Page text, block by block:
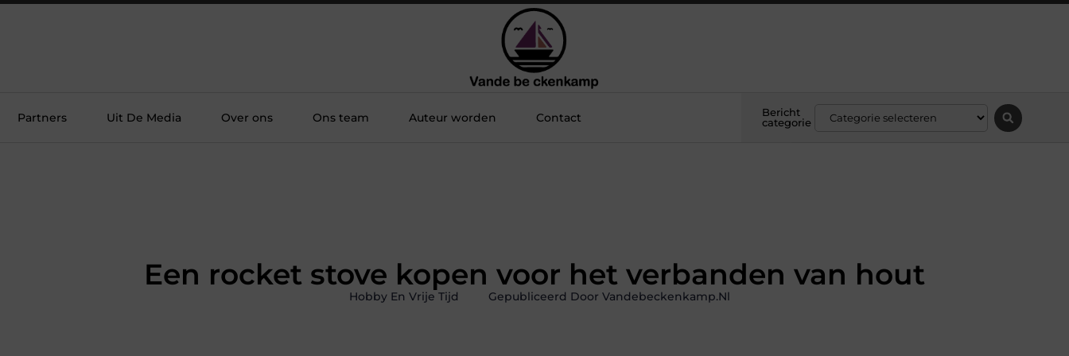
Partners Uit De Media Over ons Ons team Auteur worden Contact
Bericht
categorie
Een rocket stove kopen voor het verbanden van hout
Hobby En Vrije Tijd Gepubliceerd Door Vandebeckenkamp.nl